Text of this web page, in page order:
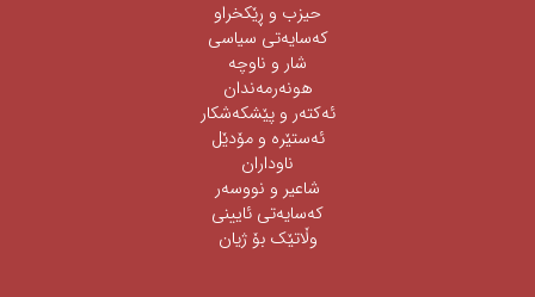
حیزب و ڕێکخراو
كەسایەتی سیاسی
شار و ناوچە
هونەرمەندان
ئه‌كته‌ر‌ و پێشكه‌شكار
ئه‌ستێره‌ و مۆدێل
ناوداران
شاعیر و نووسەر
كەسایەتی ئایینی
وڵاتێک بۆ ژیان